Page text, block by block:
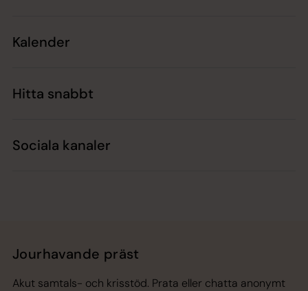
Kalender
Hitta snabbt
Sociala kanaler
Jourhavande präst
Akut samtals- och krisstöd. Prata eller chatta anonymt